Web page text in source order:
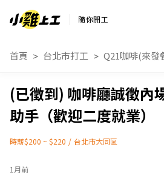
隨你開工
首頁 台北市打工 Q21咖啡(來發
咖啡廳誠徵內
助手（歡迎二度就業）
時薪$200 ~ $220 / 台北市大同區
1月前